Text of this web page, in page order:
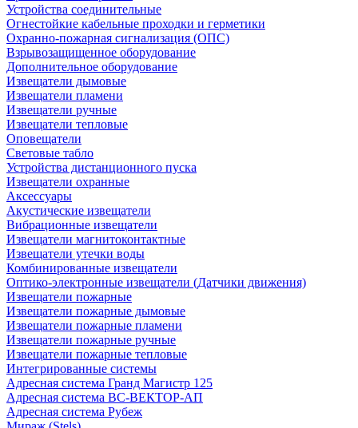
Устройства соединительные
Огнестойкие кабельные проходки и герметики
Охранно-пожарная сигнализация (ОПС)
Взрывозащищенное оборудование
Дополнительное оборудование
Извещатели дымовые
Извещатели пламени
Извещатели ручные
Извещатели тепловые
Оповещатели
Световые табло
Устройства дистанционного пуска
Извещатели охранные
Аксессуары
Акустические извещатели
Вибрационные извещатели
Извещатели магнитоконтактные
Извещатели утечки воды
Комбинированные извещатели
Оптико-электронные извещатели (Датчики движения)
Извещатели пожарные
Извещатели пожарные дымовые
Извещатели пожарные пламени
Извещатели пожарные ручные
Извещатели пожарные тепловые
Интегрированные системы
Адресная система Гранд Магистр 125
Адресная система ВС-ВЕКТОР-АП
Адресная система Рубеж